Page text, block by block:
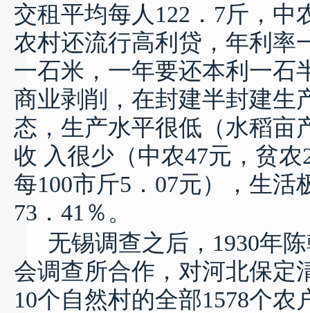
交租平均每人 122 ． 7斤，中
农村还流行高利贷，年利率
一石米，一年要还本利一石
商业剥削，在封建半封建生
态，生产水平很低（水稻亩
收 入很少（中农47元，贫农
每100市斤5 ． 07元），生活
73 ． 41 ％。
无锡调查之后， 1930年
会调查所合作，对河北保定
10个自然村的全部1578个农